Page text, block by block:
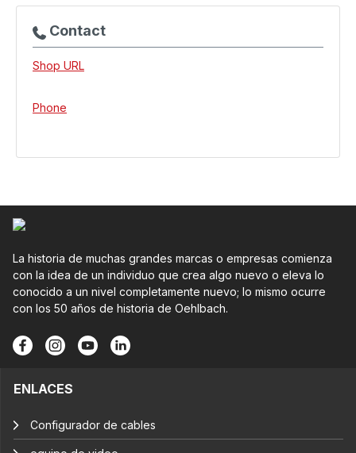
Contact
Shop URL
Phone
La historia de muchas grandes marcas o empresas comienza
con la idea de un individuo que crea algo nuevo o eleva lo
conocido a un nivel completamente nuevo; lo mismo ocurre
con los 50 años de historia de Oehlbach.
ENLACES
Configurador de cables